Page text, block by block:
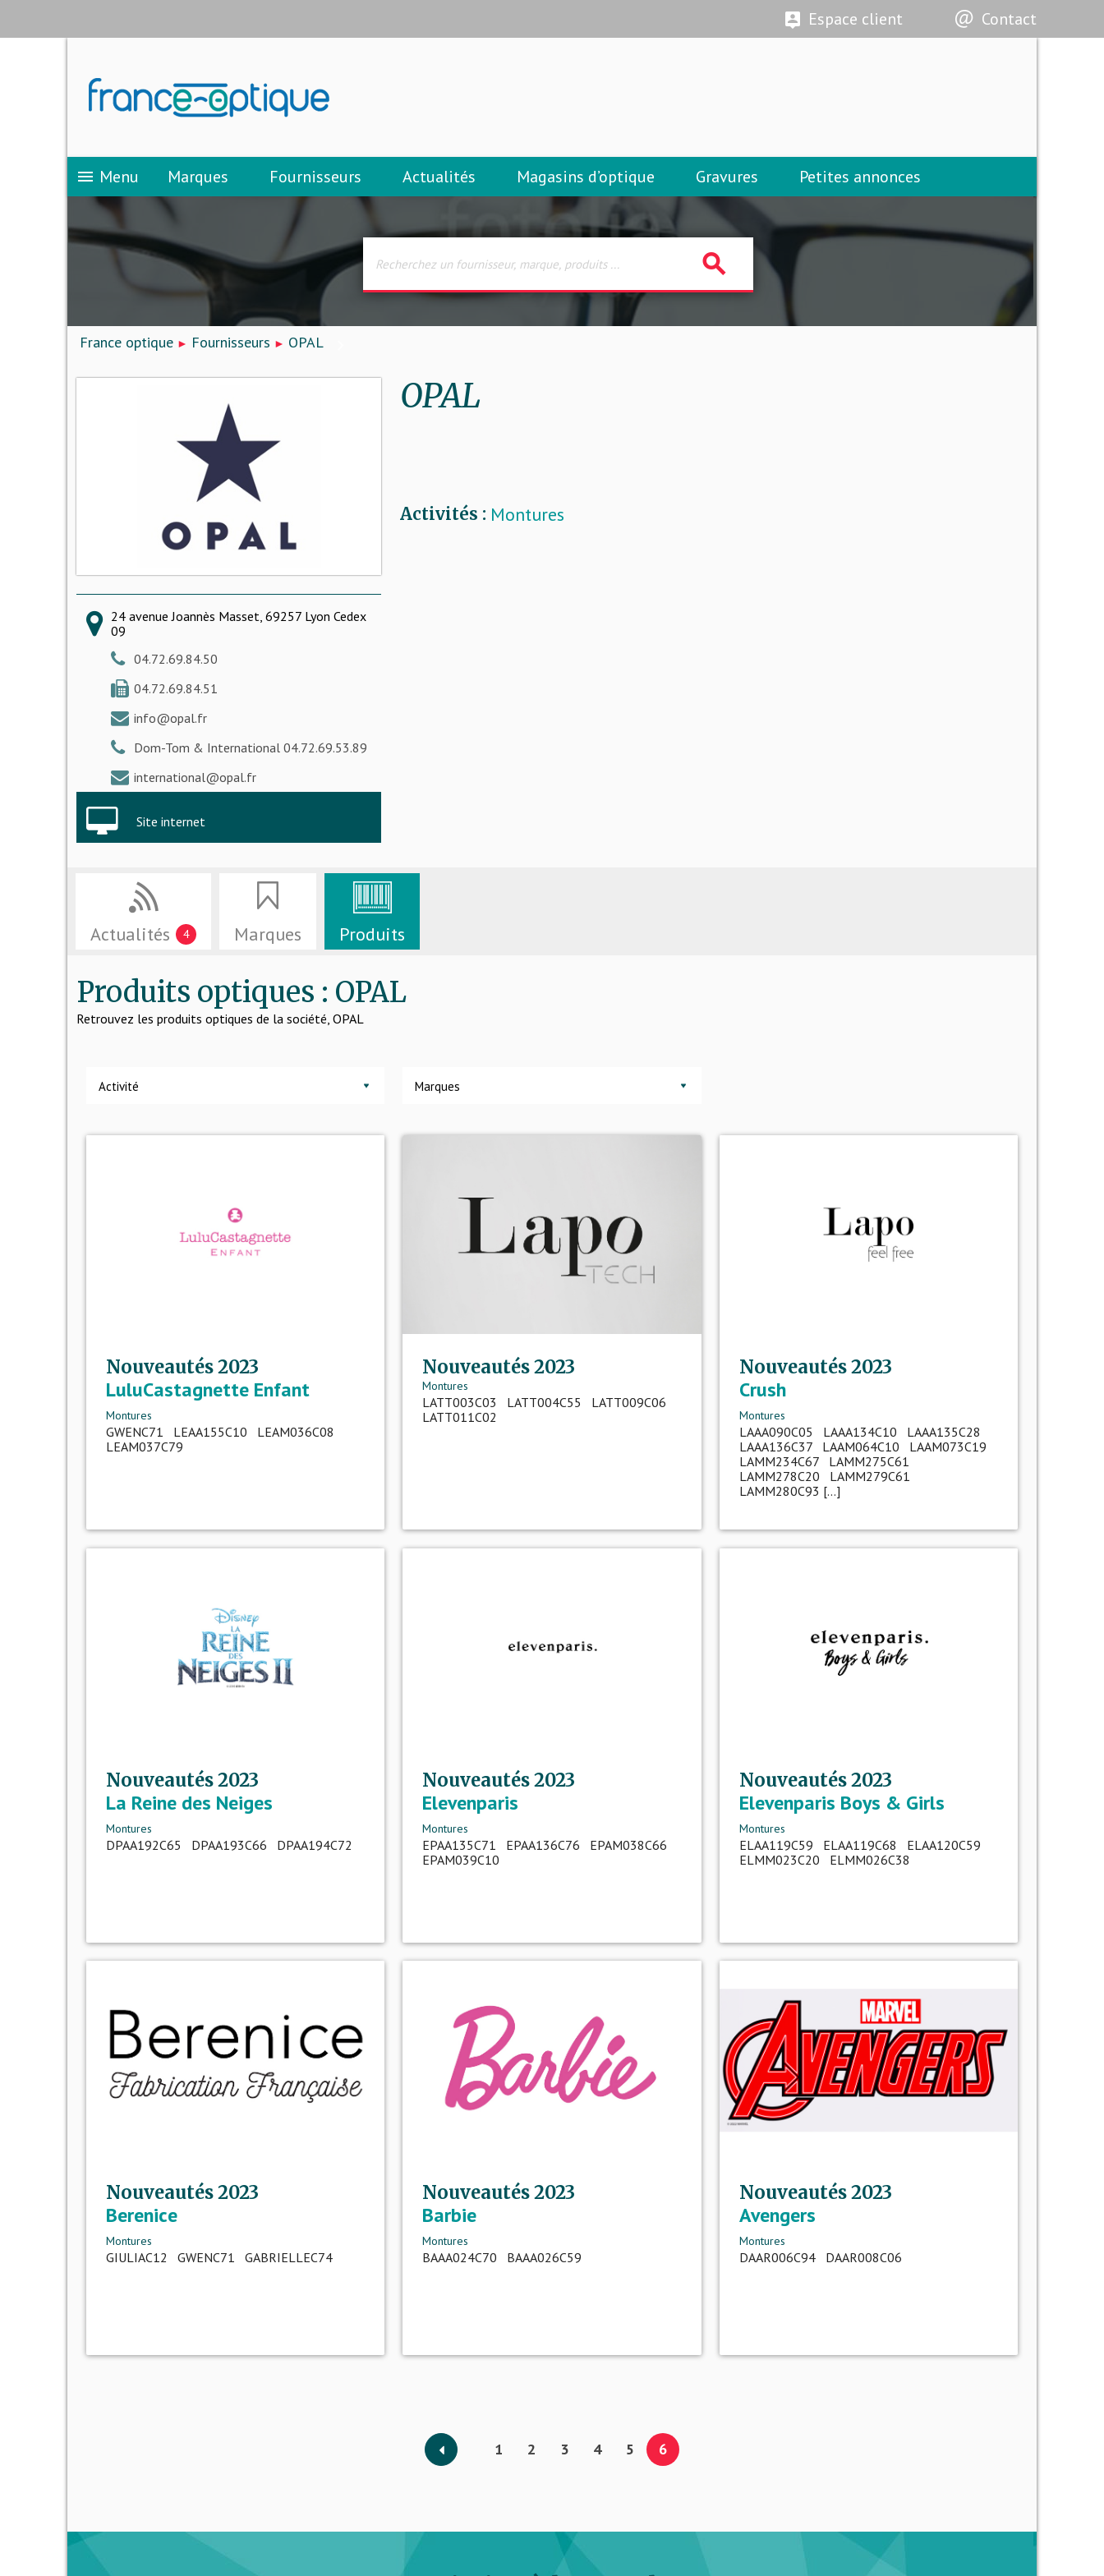
Espace client Contact
menu Menu Marques Fournisseurs Actualités Magasins d’optique Gravures Petites annonces
search
France optique Fournisseurs OPAL
24 avenue Joannès Masset, 69257 Lyon Cedex
09
04.72.69.84.50
04.72.69.84.51
info@opal.fr
Dom-Tom & International 04.72.69.53.89
international@opal.fr
Site internet
OPAL
Activités : Montures
Actualités 4 Marques Produits
Produits optiques : OPAL
Retrouvez les produits optiques de la société, OPAL
Activité Marques
Nouveautés 2023
LuluCastagnette Enfant
Montures
GWENC71 LEAA155C10 LEAM036C08
LEAM037C79
Nouveautés 2023
Montures
LATT003C03 LATT004C55 LATT009C06
LATT011C02
Nouveautés 2023
Crush
Montures
LAAA090C05 LAAA134C10 LAAA135C28
LAAA136C37 LAAM064C10 LAAM073C19
LAMM234C67 LAMM275C61
LAMM278C20 LAMM279C61
LAMM280C93 [...]
Nouveautés 2023
La Reine des Neiges
Montures
DPAA192C65 DPAA193C66 DPAA194C72
Nouveautés 2023
Elevenparis
Montures
EPAA135C71 EPAA136C76 EPAM038C66
EPAM039C10
Nouveautés 2023
Elevenparis Boys & Girls
Montures
ELAA119C59 ELAA119C68 ELAA120C59
ELMM023C20 ELMM026C38
Nouveautés 2023
Berenice
Montures
GIULIAC12 GWENC71 GABRIELLEC74
Nouveautés 2023
Barbie
Montures
BAAA024C70 BAAA026C59
Nouveautés 2023
Avengers
Montures
DAAR006C94 DAAR008C06
1 2 3 4 5 6